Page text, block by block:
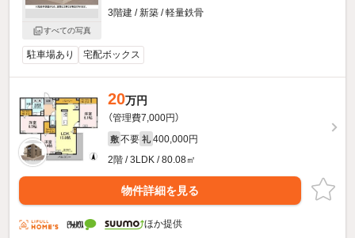
すべての写真
3階建 / 新築 / 軽量鉄骨
駐車場あり 宅配ボックス
20万円
（管理費7,000円）
敷 不要 礼 400,000円
2階 / 3LDK / 80.08㎡
物件詳細を見る
ほか提供